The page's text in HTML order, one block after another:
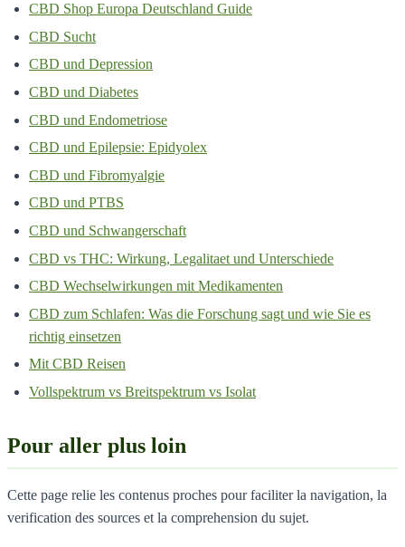
CBD Shop Europa Deutschland Guide
CBD Sucht
CBD und Depression
CBD und Diabetes
CBD und Endometriose
CBD und Epilepsie: Epidyolex
CBD und Fibromyalgie
CBD und PTBS
CBD und Schwangerschaft
CBD vs THC: Wirkung, Legalitaet und Unterschiede
CBD Wechselwirkungen mit Medikamenten
CBD zum Schlafen: Was die Forschung sagt und wie Sie es
richtig einsetzen
Mit CBD Reisen
Vollspektrum vs Breitspektrum vs Isolat
Pour aller plus loin
Cette page relie les contenus proches pour faciliter la navigation, la
verification des sources et la comprehension du sujet.